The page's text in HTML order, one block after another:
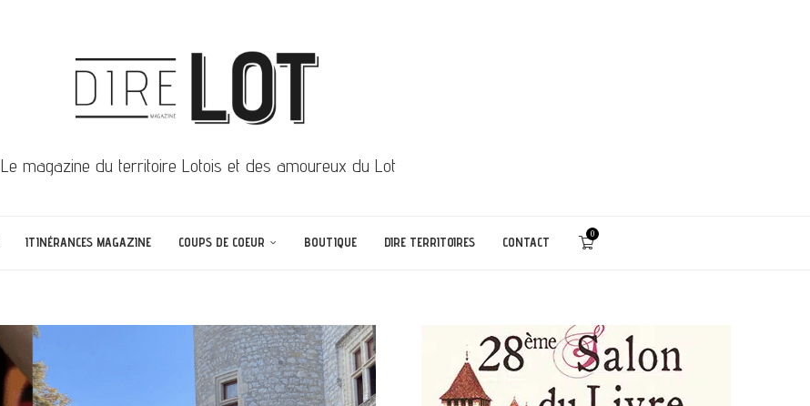
Le magazine du territoire Lotois et des amoureux du Lot
ITINÉRANCES MAGAZINE COUPS DE COEUR BOUTIQUE DIRE TERRITOIRES CONTACT
0